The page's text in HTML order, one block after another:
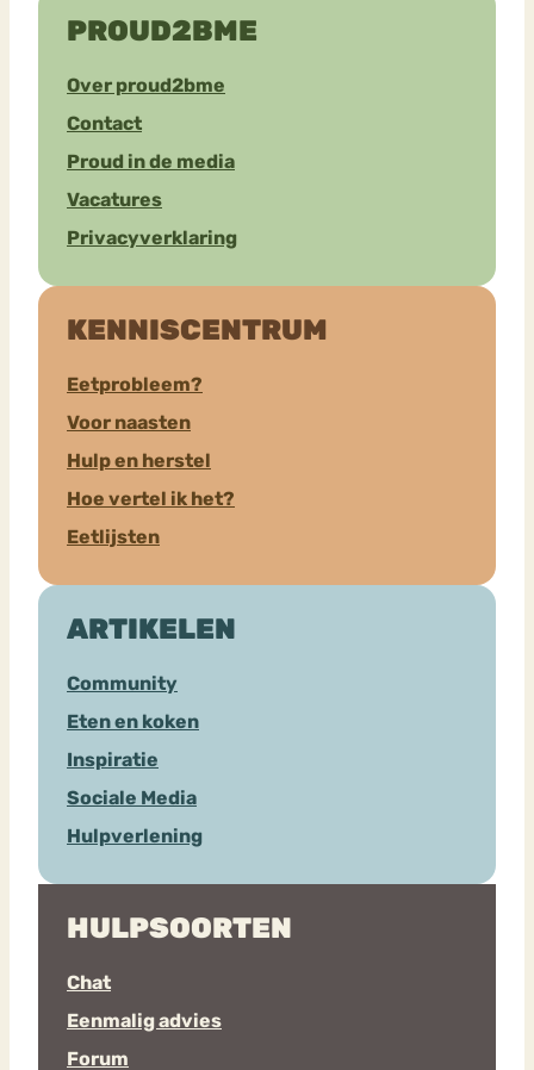
PROUD2BME
Over proud2bme
Contact
Proud in de media
Vacatures
Privacyverklaring
KENNISCENTRUM
Eetprobleem?
Voor naasten
Hulp en herstel
Hoe vertel ik het?
Eetlijsten
ARTIKELEN
Community
Eten en koken
Inspiratie
Sociale Media
Hulpverlening
HULPSOORTEN
Chat
Eenmalig advies
Forum